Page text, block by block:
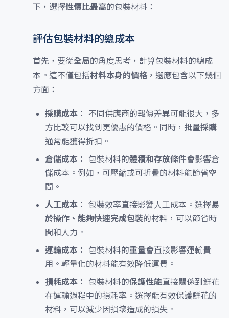
下，選擇性價比最高的包裝材料：
評估包裝材料的總成本
首先，要從全局的角度思考，計算包裝材料的總成
本。這不僅包括材料本身的價格 ，還應包含以下幾個
方面：
採購成本：
不同供應商的報價差異可能很大，多
方比較可以找到更優惠的價格。同時， 批量採購
通常能獲得折扣。
倉儲成本： 包裝材料的體積和存放條件會影響倉
儲成本。例如，可壓縮或可折疊的材料能節省空
間。
人工成本： 包裝效率直接影響人工成本。選擇易
於操作、能夠快速完成包裝的材料，可以節省時
間和人力。
運輸成本： 包裝材料的重量會直接影響運輸費
用。輕量化的材料能有效降低運費。
損耗成本： 包裝材料的保護性能直接關係到鮮花
在運輸過程中的損耗率。選擇能有效保護鮮花的
材料，可以減少因損壞造成的損失。